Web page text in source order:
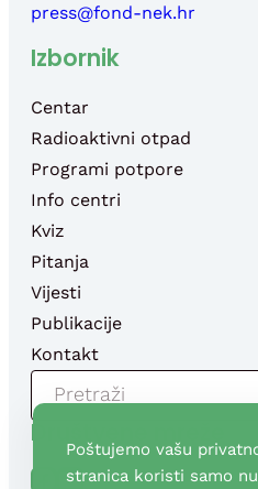
press@fond-nek.hr
Izbornik
Centar
Radioaktivni otpad
Programi potpore
Info centri
Kviz
Pitanja
Vijesti
Publikacije
Kontakt
R
Društvene mreže
Facebook YouTube
Poštujemo vašu
stranica koristi samo